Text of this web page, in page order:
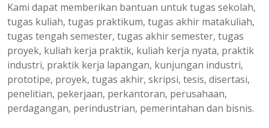
Kami dapat memberikan bantuan untuk tugas sekolah,
tugas kuliah, tugas praktikum, tugas akhir matakuliah,
tugas tengah semester, tugas akhir semester, tugas
proyek, kuliah kerja praktik, kuliah kerja nyata, praktik
industri, praktik kerja lapangan, kunjungan industri,
prototipe, proyek, tugas akhir, skripsi, tesis, disertasi,
penelitian, pekerjaan, perkantoran, perusahaan,
perdagangan, perindustrian, pemerintahan dan bisnis.